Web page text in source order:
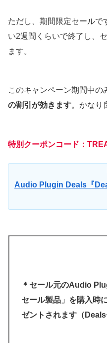
ただし、期間限定セールで
い2週間くらいで終了し、
ます。
このキャンペーン期間中の
の割引が効きます。かなり
特別クーポンコード：
Audio Plugin Deals『
＊セール元のAudio
セール製品」を購入時
ゼントされます（Deals